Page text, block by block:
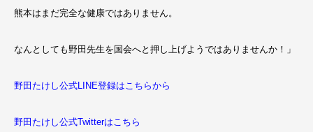
熊本はまだ完全な健康ではありません。
なんとしても野田先生を国会へと押し上げようではありませんか！」
野田たけし公式LINE登録はこちらから
野田たけし公式Twitterはこちら